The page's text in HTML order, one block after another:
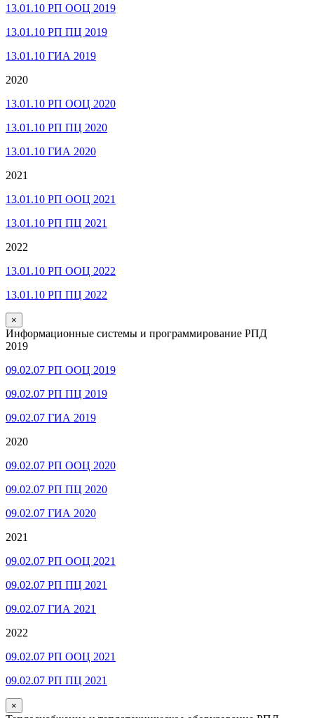
13.01.10 РП ООЦ 2019
13.01.10 РП ПЦ 2019
13.01.10 ГИА 2019
2020
13.01.10 РП ООЦ 2020
13.01.10 РП ПЦ 2020
13.01.10 ГИА 2020
2021
13.01.10 РП ООЦ 2021
13.01.10 РП ПЦ 2021
2022
13.01.10 РП ООЦ 2022
13.01.10 РП ПЦ 2022
×
Информационные системы и программирование РПД
2019
09.02.07 РП ООЦ 2019
09.02.07 РП ПЦ 2019
09.02.07 ГИА 2019
2020
09.02.07 РП ООЦ 2020
09.02.07 РП ПЦ 2020
09.02.07 ГИА 2020
2021
09.02.07 РП ООЦ 2021
09.02.07 РП ПЦ 2021
09.02.07 ГИА 2021
2022
09.02.07 РП ООЦ 2021
09.02.07 РП ПЦ 2021
×